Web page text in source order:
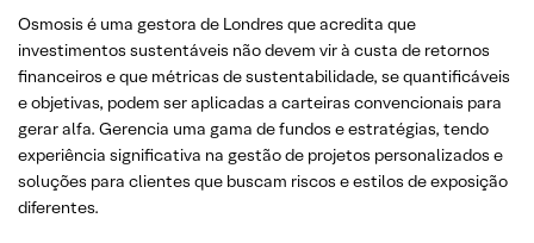
Osmosis é uma gestora de Londres que acredita que
investimentos sustentáveis não devem vir à custa de retornos
financeiros e que métricas de sustentabilidade, se quantificáveis
e objetivas, podem ser aplicadas a carteiras convencionais para
gerar alfa. Gerencia uma gama de fundos e estratégias, tendo
experiência significativa na gestão de projetos personalizados e
soluções para clientes que buscam riscos e estilos de exposição
diferentes.